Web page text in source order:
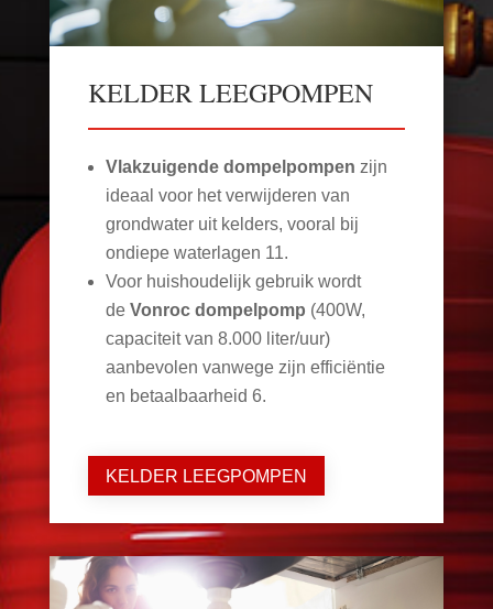
KELDER LEEGPOMPEN
Vlakzuigende dompelpompen zijn
ideaal voor het verwijderen van
grondwater uit kelders, vooral bij
ondiepe waterlagen 11.
Voor huishoudelijk gebruik wordt
de Vonroc dompelpomp (400W,
capaciteit van 8.000 liter/uur)
aanbevolen vanwege zijn efficiëntie
en betaalbaarheid 6.
KELDER LEEGPOMPEN